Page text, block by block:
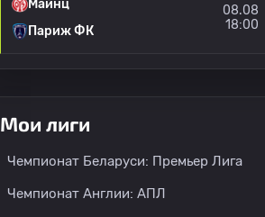
Майнц
Париж ФК
08.08
18:00
Мои лиги
Чемпионат Беларуси: Премьер Лига
Чемпионат Англии: АПЛ